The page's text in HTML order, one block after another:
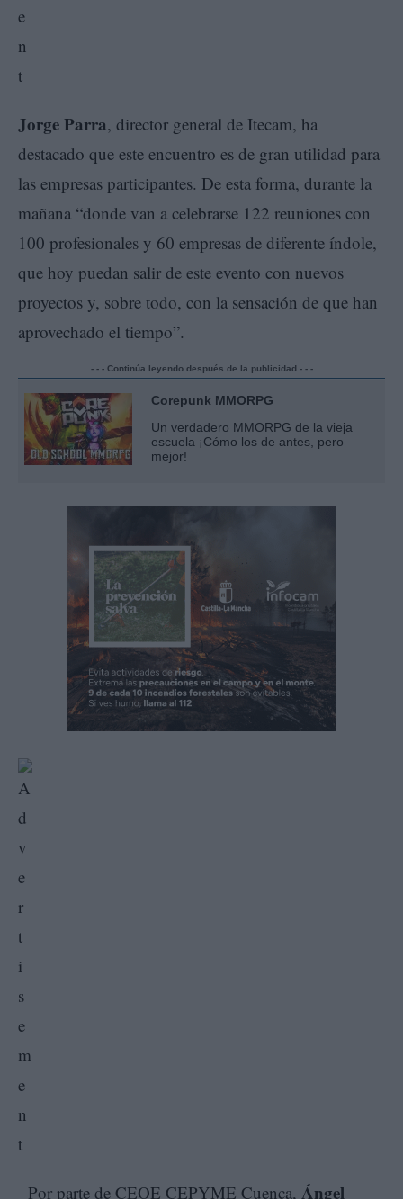
Jorge Parra, director general de Itecam, ha
destacado que este encuentro es de gran utilidad para
las empresas participantes. De esta forma, durante la
mañana “donde van a celebrarse 122 reuniones con
100 profesionales y 60 empresas de diferente índole,
que hoy puedan salir de este evento con nuevos
proyectos y, sobre todo, con la sensación de que han
aprovechado el tiempo”.
- - - Continúa leyendo después de la publicidad - - -
Corepunk MMORPG
Un verdadero MMORPG de la vieja
escuela ¡Cómo los de antes, pero
mejor!
Por parte de CEOE CEPYME Cuenca, Ángel